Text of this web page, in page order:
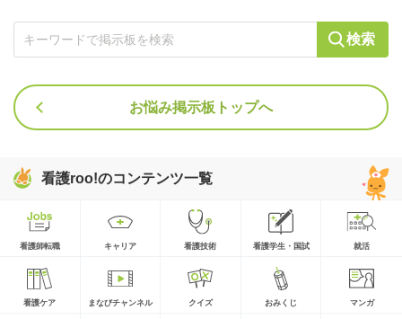
検索
お悩み掲示板トップへ
看護roo!のコンテンツ一覧
看護師転職 キャリア 看護技術 看護学生・国試 就活
看護ケア まなびチャンネル クイズ おみくじ マンガ